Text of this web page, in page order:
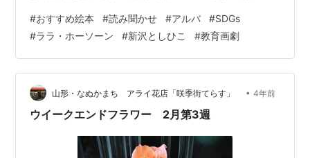
たち、美しい貝たちに囲まれ過ごしています。 アルバは
美しいものを見つけるのが得意。 大好きな美しいものに
囲まれて、暮らしていました。 月日は経ち、アルバはだ
んだんと美しいものが姿を消していっていることに気が
付きました。 その代わりに、今まで見たこともないよう
な、奇妙なものが現れるよう…
#おすすめ絵本 #読み聞かせ #アルバ #SDGs
#ララ・ホーソーン #新沢としひこ #教育画劇
山形・なぬかまち アライ花店「咲季街てらす」 • 4年前
ウイークエンドフラワー 2月第3週